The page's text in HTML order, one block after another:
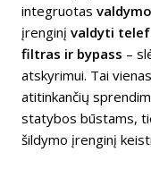
integruotas
įrenginį valdyti
filtras ir bypass –
atskyrimui. Tai
atitinkančių
statybos būstams,
šildymo įrenginį